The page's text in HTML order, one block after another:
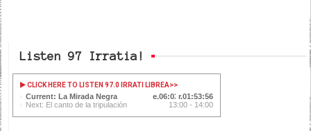
Listen 97 Irratia!
CLICK HERE TO LISTEN 97.0 IRRATI LIBREA>>
Current: La Mirada Negra 06:04 01:53:55
Next: El canto de la tripulación
13:00 - 14:00